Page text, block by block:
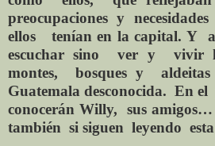
preocupaciones y
ellos
tenían en la capital. Y
escuchar sino
ver y vivir
montes,
bosques y
Guatemala desconocida. En el
conocerán Willy,
sus amigos…
también si siguen leyendo